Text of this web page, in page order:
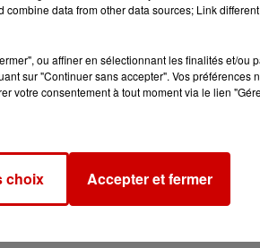
data from other data sources; Link
ou affiner en sélectionnant les finalités et/ou
sur "Continuer sans accepter". Vos préférences
votre consentement à tout moment via le lien
choix Accepter et fermer